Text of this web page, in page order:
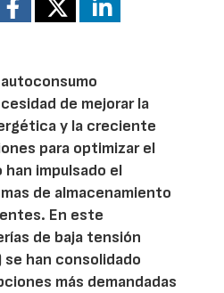
de mejorar la
y la creciente
para optimizar el
impulsado el
de almacenamiento
En este
de baja tensión
se han consolidado
más demandadas